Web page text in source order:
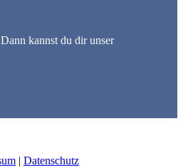
kannst du dir unser
| Datenschutz